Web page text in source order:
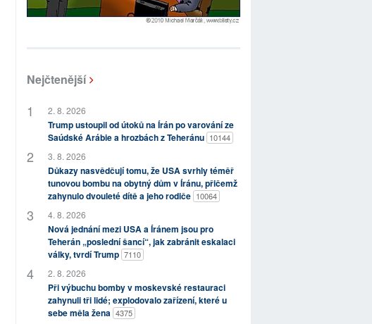
Nejčtenější
2. 8. 2026
Trump ustoupil od útoků na Írán po varování ze
Saúdské Arábie a hrozbách z Teheránu 10144
3. 8. 2026
Důkazy nasvědčují tomu, že USA svrhly téměř
tunovou bombu na obytný dům v Íránu, přičemž
zahynulo dvouleté dítě a jeho rodiče 10064
4. 8. 2026
Nová jednání mezi USA a Íránem jsou pro
Teherán „poslední šancí“, jak zabránit eskalaci
války, tvrdí Trump 7110
2. 8. 2026
Při výbuchu bomby v moskevské restauraci
zahynuli tři lidé; explodovalo zařízení, které u
sebe měla žena 4375